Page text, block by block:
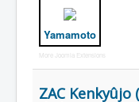
Yamamoto
More Joomla Extensions
ZAC Kenkyûjo